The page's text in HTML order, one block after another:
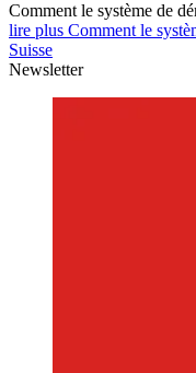
Comment le système de
lire plus Comment le
Suisse
Newsletter